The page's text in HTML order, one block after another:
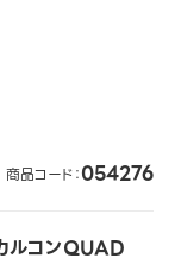
商品コード：054276
ルコンQUAD